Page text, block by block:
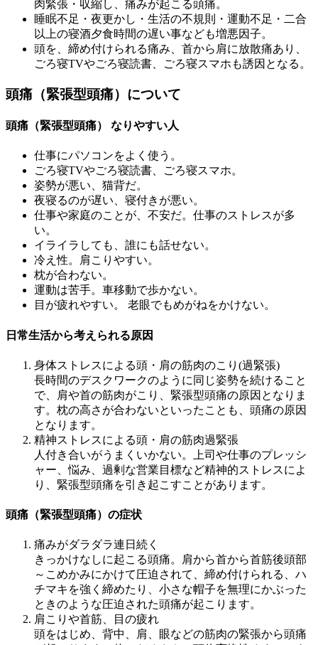
肉緊張・収縮し、痛みが起こる頭痛。
睡眠不足・夜更かし・生活の不規則・運動不足・二合
以上の寝酒夕食時間の遅い事なども増悪因子。
頭を、締め付けられる痛み、首から肩に放散痛あり、
ごろ寝TVやごろ寝読書、ごろ寝スマホも誘因となる。
頭痛（緊張型頭痛）について
頭痛（緊張型頭痛） なりやすい人
仕事にパソコンをよく使う。
ごろ寝TVやごろ寝読書、ごろ寝スマホ。
姿勢が悪い、猫背だ。
夜寝るのが遅い、寝付きが悪い。
仕事や家庭のことが、不安だ。仕事のストレスが多
い。
イライラしても、誰にも話せない。
冷え性。肩こりやすい。
枕が合わない。
運動は苦手。車移動で歩かない。
目が疲れやすい。 老眼でもめがねをかけない。
日常生活から考えられる原因
身体ストレスによる頭・肩の筋肉のこり(過緊張)
長時間のデスクワークのように同じ姿勢を続けること
で、肩や首の筋肉がこり、緊張型頭痛の原因となりま
す。枕の高さが合わないといったことも、頭痛の原因
となります。
精神ストレスによる頭・肩の筋肉過緊張
人付き合いがうまくいかない。上司や仕事のプレッシ
ャー、悩み、過剰な営業目標など精神的ストレスによ
り、緊張型頭痛を引き起こすことがあります。
頭痛（緊張型頭痛）の症状
痛みがダラダラ連日続く
きっかけなしに起こる頭痛。肩から首から首筋後頭部
～こめかみにかけて圧迫されて、締め付けられる、ハ
チマキを強く締めたり、小さな帽子を無理にかぶった
ときのような圧迫された頭痛が起こります。
肩こりや首筋、目の疲れ
頭をはじめ、背中、肩、眼などの筋肉の緊張から頭痛